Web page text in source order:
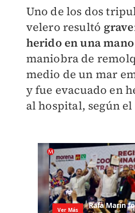
Uno de los dos
velero resultó
herido en una mano
maniobra de
medio de un mar
y fue evacuado en
al hospital, según